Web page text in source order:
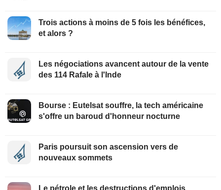
Trois actions à moins de 5 fois les bénéfices,
et alors ?
Les négociations avancent autour de la vente
des 114 Rafale à l'Inde
Bourse : Eutelsat souffre, la tech américaine
s'offre un baroud d'honneur nocturne
Paris poursuit son ascension vers de
nouveaux sommets
Le pétrole et les destructions d'emplois